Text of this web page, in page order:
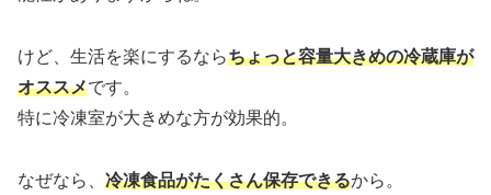
けど、生活を楽にするならちょっと容量大きめの冷蔵庫が
オススメです。
特に冷凍室が大きめな方が効果的。
なぜなら、 冷凍食品がたくさん保存できるから。